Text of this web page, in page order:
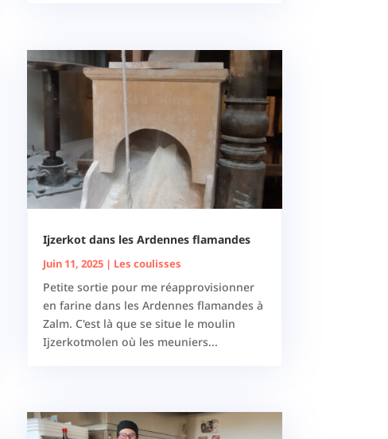
Ijzerkot dans les Ardennes flamandes
Juin 11, 2025| Les coulisses
Petite sortie pour me réapprovisionner
en farine dans les Ardennes flamandes à
Zalm. C'est là que se situe le moulin
Ijzerkotmolen où les meuniers...